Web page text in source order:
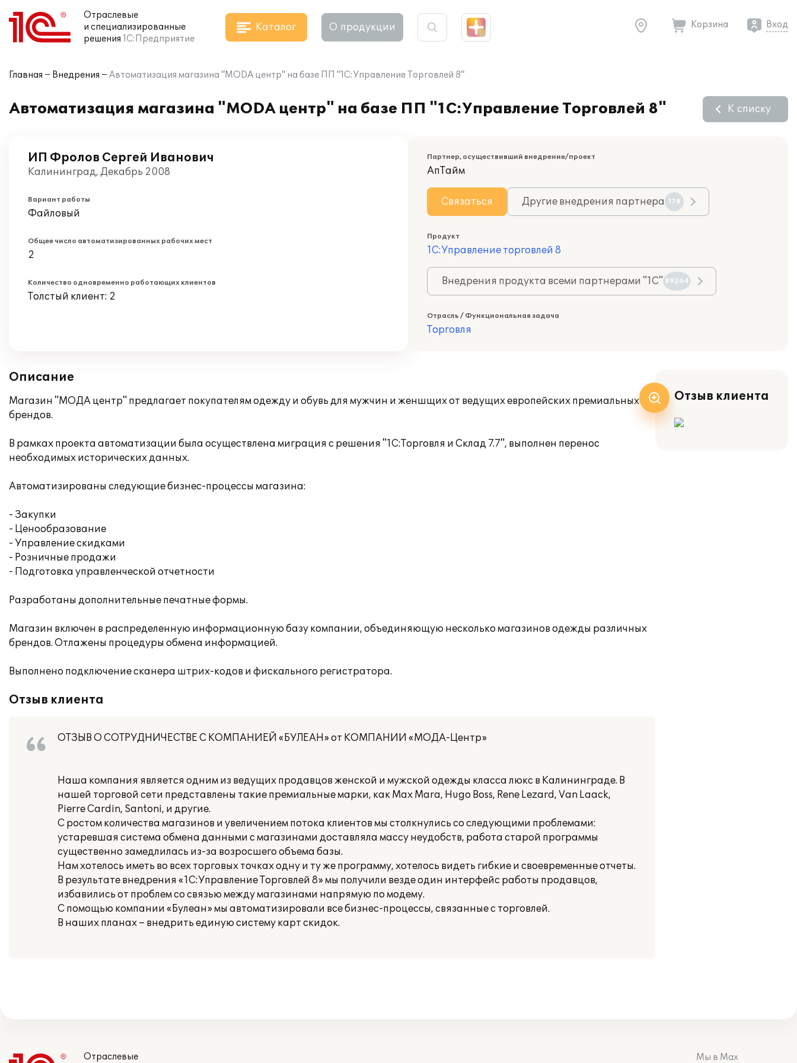
Отраслевые
и специализированные
решения 1С:Предприятие
Каталог О продукции Корзина Вход
Главная Внедрения Автоматизация магазина "MODA центр" на базе ПП "1С:Управление Торговлей 8"
Автоматизация магазина "MODA центр" на базе ПП "1С:Управление Торговлей 8" К списку
ИП Фролов Сергей Иванович
Калининград, Декабрь 2008
Вариант работы
Файловый
Общее число автоматизированных рабочих мест
2
Количество одновременно работающих клиентов
Толстый клиент: 2
Партнер, осуществивший внедрение/проект
АпТайм
Связаться Другие внедрения партнера 178
Продукт
1С:Управление торговлей 8
Внедрения продукта всеми партнерами "1С" 89264
Отрасль / Функциональная задача
Торговля
Описание
Магазин "МОДА центр" предлагает покупателям одежду и обувь для мужчин и женшщих от ведущих европейских премиальных
брендов.
В рамках проекта автоматизации была осуществлена миграция с решения "1С:Торговля и Склад 7.7", выполнен перенос
необходимых исторических данных.
Автоматизированы следующие бизнес-процессы магазина:
- Закупки
- Ценообразование
- Управление скидками
- Розничные продажи
- Подготовка управленческой отчетности
Разработаны дополнительные печатные формы.
Магазин включен в распределенную информационную базу компании, объединяющую несколько магазинов одежды различных
брендов. Отлажены процедуры обмена информацией.
Выполнено подключение сканера штрих-кодов и фискального регистратора.
Отзыв клиента
ОТЗЫВ О СОТРУДНИЧЕСТВЕ С КОМПАНИЕЙ «БУЛЕАН» от КОМПАНИИ «МОДА-Центр»
Наша компания является одним из ведущих продавцов женской и мужской одежды класса люкс в Калининграде. В
нашей торговой сети представлены такие премиальные марки, как Max Mara, Hugo Boss, Rene Lezard, Van Laack,
Pierre Cardin, Santoni, и другие.
С ростом количества магазинов и увеличением потока клиентов мы столкнулись со следующими проблемами:
устаревшая система обмена данными с магазинами доставляла массу неудобств, работа старой программы
существенно замедлилась из-за возросшего объема базы.
Нам хотелось иметь во всех торговых точках одну и ту же программу, хотелось видеть гибкие и своевременные отчеты.
В результате внедрения «1С:Управление Торговлей 8» мы получили везде один интерфейс работы продавцов,
избавились от проблем со связью между магазинами напрямую по модему.
С помощью компании «Булеан» мы автоматизировали все бизнес-процессы, связанные с торговлей.
В наших планах – внедрить единую систему карт скидок.
Отзыв клиента
Отраслевые Мы в Max